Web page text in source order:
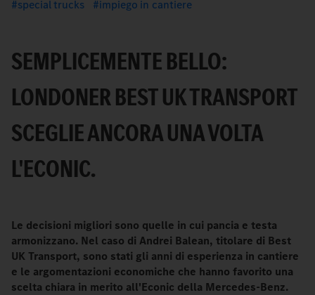
special trucks
impiego in cantiere
SEMPLICEMENTE BELLO:
LONDONER BEST UK TRANSPORT
SCEGLIE ANCORA UNA VOLTA
L'ECONIC.
Le decisioni migliori sono quelle in cui pancia e testa
armonizzano. Nel caso di Andrei Balean, titolare di Best
UK Transport, sono stati gli anni di esperienza in cantiere
e le argomentazioni economiche che hanno favorito una
scelta chiara in merito all'Econic della Mercedes-Benz.